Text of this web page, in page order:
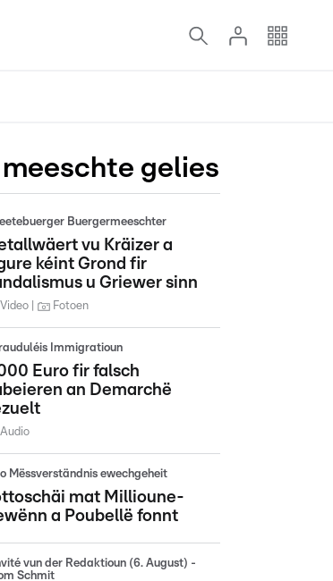
gelies
Buergermeeschter
vu Kräizer a
kéint Grond fir
u Griewer sinn
Video Fotoen
Immigratioun
Euro fir falsch
an Demarchë
Audio
Mëssverständnis ewechgeheit
mat Millioune-
a Poubellë fonnt
vun der Redaktioun (6. August) -
Schmit